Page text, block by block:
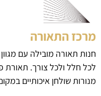
מרכז התאורה
חנות תאורה מובילה עם
לכל חלל ולכל צורך. תאורת
מנורות שולחן איכותיים